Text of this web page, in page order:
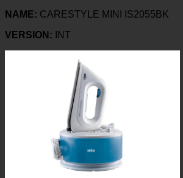
NAME: CARESTYLE MINI IS2055BK
VERSION:
INT